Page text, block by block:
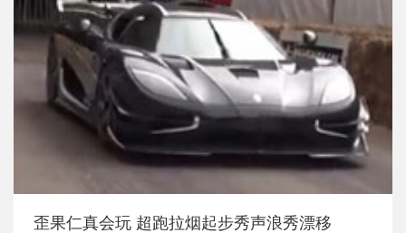
歪果仁真会玩 超跑拉烟起步秀声浪秀漂移